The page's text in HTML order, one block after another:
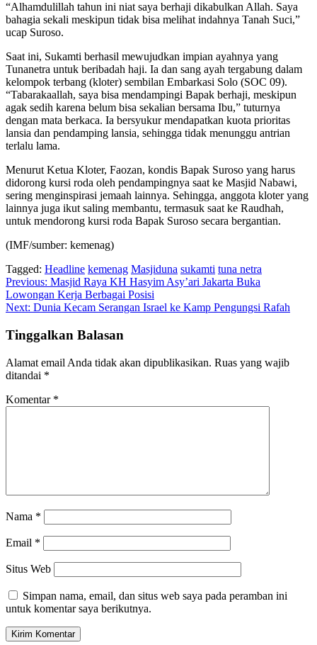
“Alhamdulillah tahun ini niat saya berhaji dikabulkan Allah. Saya
bahagia sekali meskipun tidak bisa melihat indahnya Tanah Suci,”
ucap Suroso.
Saat ini, Sukamti berhasil mewujudkan impian ayahnya yang
Tunanetra untuk beribadah haji. Ia dan sang ayah tergabung dalam
kelompok terbang (kloter) sembilan Embarkasi Solo (SOC 09).
“Tabarakaallah, saya bisa mendampingi Bapak berhaji, meskipun
agak sedih karena belum bisa sekalian bersama Ibu,” tuturnya
dengan mata berkaca. Ia bersyukur mendapatkan kuota prioritas
lansia dan pendamping lansia, sehingga tidak menunggu antrian
terlalu lama.
Menurut Ketua Kloter, Faozan, kondis Bapak Suroso yang harus
didorong kursi roda oleh pendampingnya saat ke Masjid Nabawi,
sering menginspirasi jemaah lainnya. Sehingga, anggota kloter yang
lainnya juga ikut saling membantu, termasuk saat ke Raudhah,
untuk mendorong kursi roda Bapak Suroso secara bergantian.
(IMF/sumber: kemenag)
Tagged: Headline kemenag Masjiduna sukamti tuna netra
Navigasi
pos
Previous: Masjid Raya KH Hasyim Asy’ari Jakarta Buka
Lowongan Kerja Berbagai Posisi
Next: Dunia Kecam Serangan Israel ke Kamp Pengungsi Rafah
Tinggalkan Balasan
Alamat email Anda tidak akan dipublikasikan. Ruas yang wajib
ditandai *
Komentar *
Nama *
Email *
Situs Web
Simpan nama, email, dan situs web saya pada peramban ini
untuk komentar saya berikutnya.